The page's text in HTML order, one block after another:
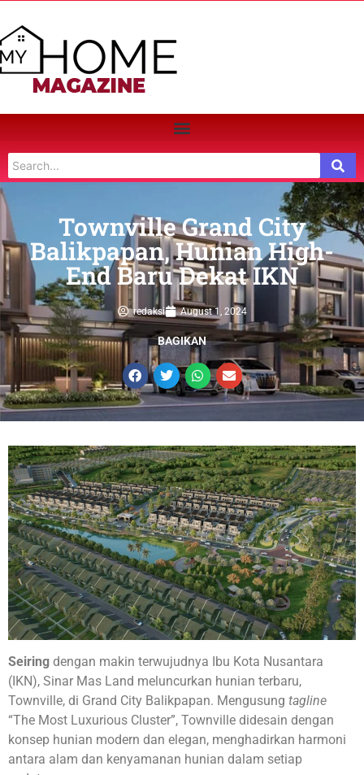
Townville Grand City
Balikpapan, Hunian High-
End Baru Dekat IKN
redaksi August 1, 2024
BAGIKAN
Seiring dengan makin terwujudnya Ibu Kota Nusantara
(IKN), Sinar Mas Land meluncurkan hunian terbaru,
Townville, di Grand City Balikpapan. Mengusung tagline
“The Most Luxurious Cluster”, Townville didesain dengan
konsep hunian modern dan elegan, menghadirkan harmoni
antara alam dan kenyamanan hunian dalam setiap